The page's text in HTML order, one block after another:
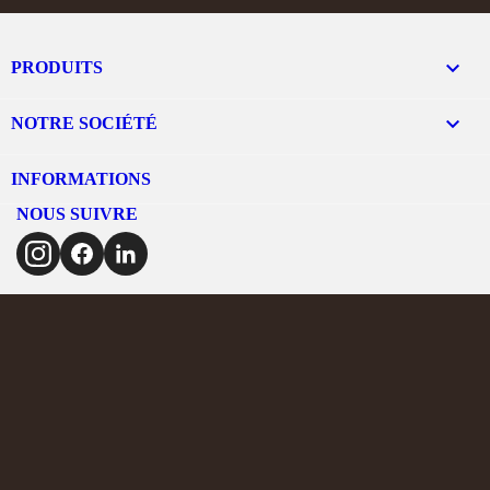
PRODUITS 
NOTRE SOCIÉTÉ 
INFORMATIONS
NOUS SUIVRE